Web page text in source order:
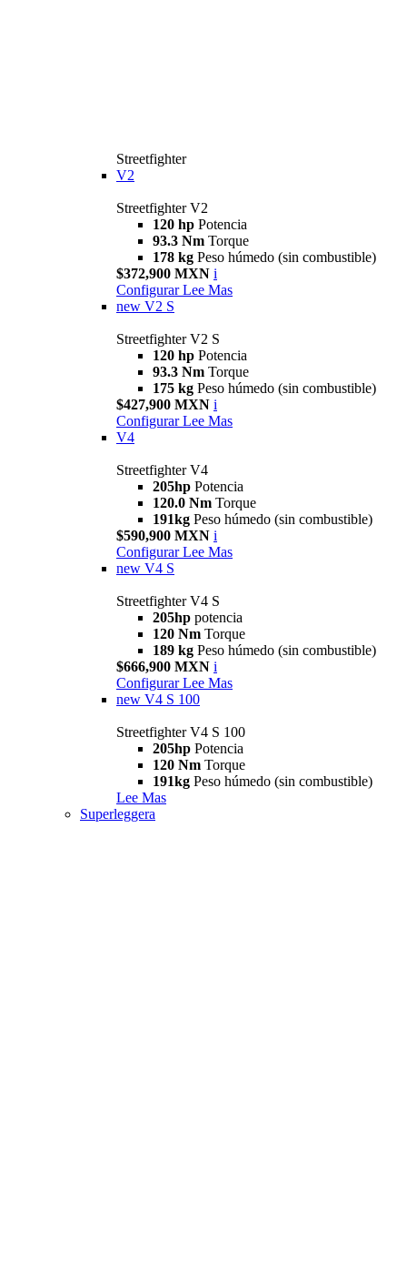
Streetfighter
V2
Streetfighter V2
120 hp Potencia
93.3 Nm Torque
178 kg Peso húmedo (sin combustible)
$372,900 MXN i
Configurar Lee Mas
new V2 S
Streetfighter V2 S
120 hp Potencia
93.3 Nm Torque
175 kg Peso húmedo (sin combustible)
$427,900 MXN i
Configurar Lee Mas
V4
Streetfighter V4
205hp Potencia
120.0 Nm Torque
191kg Peso húmedo (sin combustible)
$590,900 MXN i
Configurar Lee Mas
new V4 S
Streetfighter V4 S
205hp potencia
120 Nm Torque
189 kg Peso húmedo (sin combustible)
$666,900 MXN i
Configurar Lee Mas
new V4 S 100
Streetfighter V4 S 100
205hp Potencia
120 Nm Torque
191kg Peso húmedo (sin combustible)
Lee Mas
Superleggera